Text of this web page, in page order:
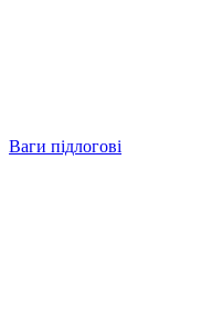
Ваги підлогові